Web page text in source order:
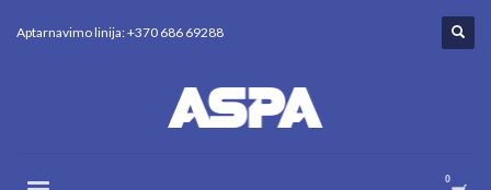
Aptarnavimo linija: +370 686 69288